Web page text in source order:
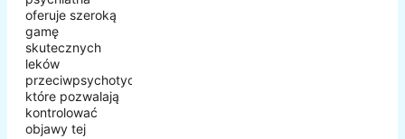
oferuje szeroką
gamę
skutecznych
leków
przeciwpsychotycznych,
które pozwalają
kontrolować
objawy tej